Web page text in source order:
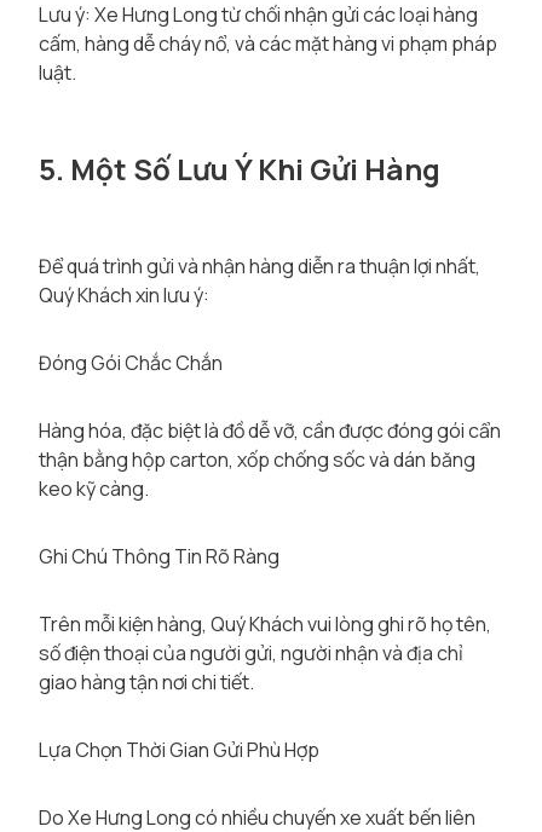
Lưu ý: Xe Hưng Long từ chối nhận gửi các loại hàng
cấm, hàng dễ cháy nổ, và các mặt hàng vi phạm pháp
luật.
5. Một Số Lưu Ý Khi Gửi Hàng
Để quá trình gửi và nhận hàng diễn ra thuận lợi nhất,
Quý Khách xin lưu ý:
Đóng Gói Chắc Chắn
Hàng hóa, đặc biệt là đồ dễ vỡ, cần được đóng gói cẩn
thận bằng hộp carton, xốp chống sốc và dán băng
keo kỹ càng.
Ghi Chú Thông Tin Rõ Ràng
Trên mỗi kiện hàng, Quý Khách vui lòng ghi rõ họ tên,
số điện thoại của người gửi, người nhận và địa chỉ
giao hàng tận nơi chi tiết.
Lựa Chọn Thời Gian Gửi Phù Hợp
Do Xe Hưng Long có nhiều chuyến xe xuất bến liên